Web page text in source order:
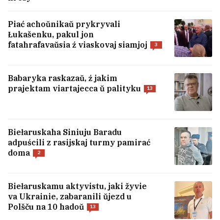
Piać achoŭnikaŭ prykryvali
Łukašenku, pakul jon
fatahrafavaŭsia ź viaskovaj siamjoj
3
Babaryka raskazaŭ, ź jakim
prajektam viartajecca ŭ palityku
13
Biełaruskaha Siniuju Baradu
adpuścili z rasijskaj turmy pamirać
doma
2
Biełaruskamu aktyvistu, jaki žyvie
va Ukrainie, zabaranili ŭjezd u
Polšču na 10 hadoŭ
13
pamiž uładami i apazicyjaj